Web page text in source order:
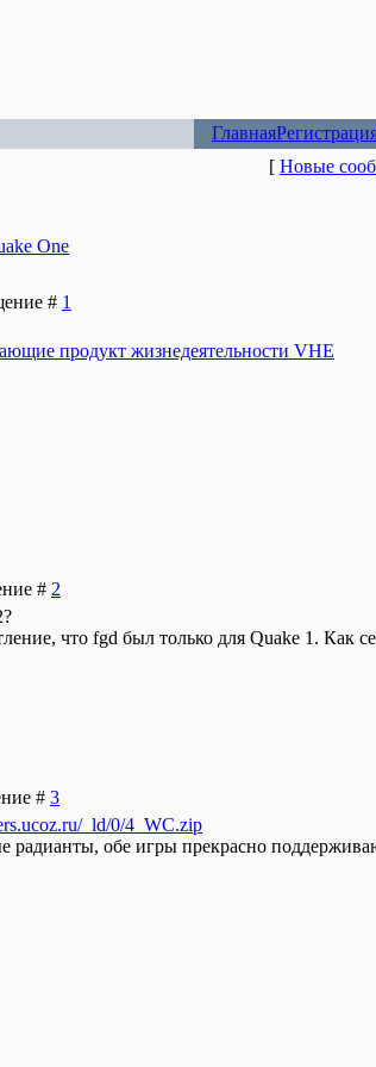
Главная
[ Новые
One
# 1
продукт жизнедеятельности VHE
# 2
что fgd был только для Quake 1. Как
# 3
_ld/0/4_WC.zip
обе игры прекрасно